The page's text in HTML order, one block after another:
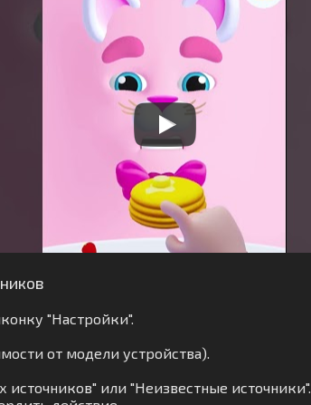
"Настройки".
от модели устройства).
или "Неизвестные источники".